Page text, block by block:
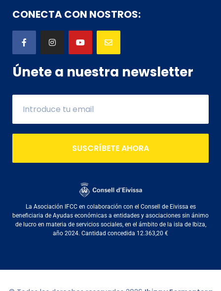
CONECTA CON NOSTROS:
Únete a nuestra newsletter
SUSCRÍBETE AHORA
La Asociación IFCC en colaboración con el Consell de Eivissa es
beneficiaria de Ayudas económicas a entidades y asociaciones sin ánimo
de lucro en materia de servicios sociales, en el ámbito de la isla de Ibiza,
año 2024. Cantidad concedida 12.363,20 €